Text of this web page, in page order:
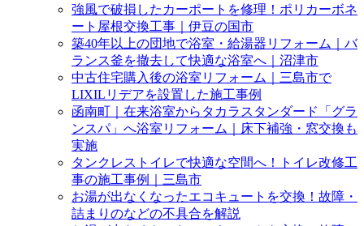
強風で破損したカーポートを修理！ポリカーボネ
ート屋根交換工事｜伊豆の国市
築40年以上の団地で浴室・給湯器リフォーム｜バ
ランス釜を撤去して快適な浴室へ｜沼津市
中古住宅購入後の浴室リフォーム｜三島市で
LIXILリデアを設置した施工事例
函南町｜在来浴室からタカラスタンダード「グラ
ンスパ」へ浴室リフォーム｜床下補強・窓交換も
実施
タンクレストイレで快適な空間へ！トイレ改修工
事の施工事例｜三島市
お湯が出なくなったエコキュートを交換！故障・
詰まりのなどの不具合を解説